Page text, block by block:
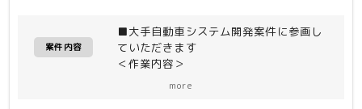
案件内容
■大手自動車システム開発案件に参画し
ていただきます
＜作業内容＞
more